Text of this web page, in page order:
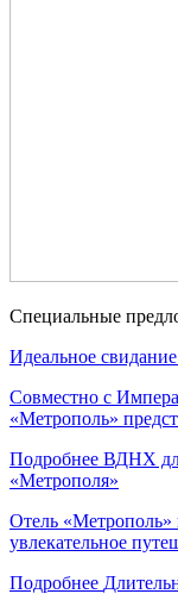
Специальные
Идеальное
Совместно с
«Метрополь»
Подробнее ВДНХ
«Метрополя»
Отель
увлекательное
Подробнее